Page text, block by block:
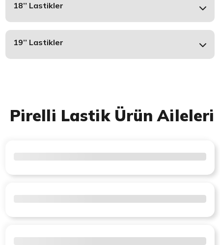
18’’ Lastikler
19’’ Lastikler
Pirelli Lastik Ürün Aileleri